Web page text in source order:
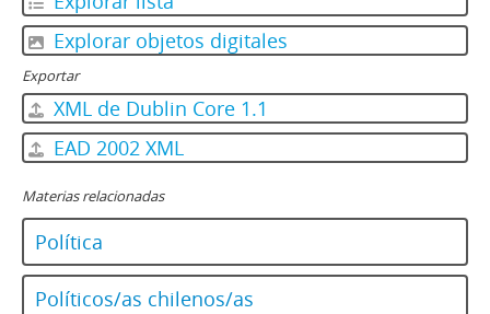
Explorar objetos digitales
Exportar
XML de Dublin Core 1.1
EAD 2002 XML
Materias relacionadas
Política
Políticos/as chilenos/as